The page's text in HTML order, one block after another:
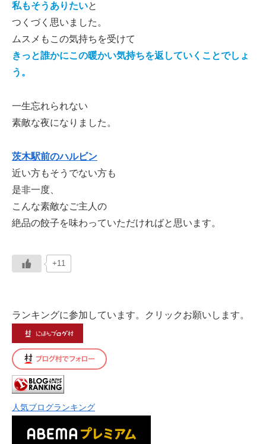
私もそうありたいと
つくづく思いました。
ムスメもこの気持ちを受けて
きっと誰かにこの暖かい気持ちを返していくことでしょ
う。
一生忘れられない
素敵な夜になりました。
茨木駅前のハルビン
近い方もそうでない方も
是非一度、
こんな素敵なご主人の
絶品の餃子を味わっていただければと思います。
+11
ランキングに参加しています。クリックお願いします。
人気ブログランキング